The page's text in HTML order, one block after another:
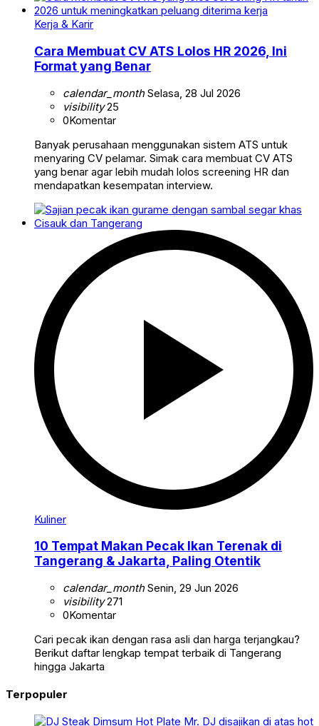
Kerja & Karir
Cara Membuat CV ATS Lolos HR 2026, Ini
Format yang Benar
calendar_monthSelasa, 28 Jul 2026
visibility25
0Komentar
Banyak perusahaan menggunakan sistem ATS untuk
menyaring CV pelamar. Simak cara membuat CV ATS
yang benar agar lebih mudah lolos screening HR dan
mendapatkan kesempatan interview.
Kuliner
10 Tempat Makan Pecak Ikan Terenak di
Tangerang & Jakarta, Paling Otentik
calendar_monthSenin, 29 Jun 2026
visibility271
0Komentar
Cari pecak ikan dengan rasa asli dan harga terjangkau?
Berikut daftar lengkap tempat terbaik di Tangerang
hingga Jakarta
Terpopuler